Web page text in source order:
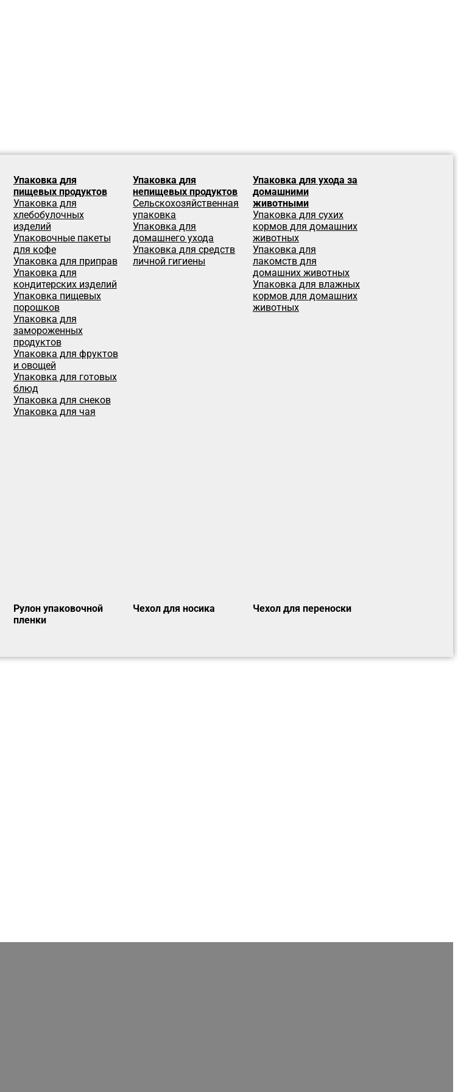
Упаковка для
пищевых продуктов
Упаковка для
хлебобулочных
изделий
Упаковочные пакеты
для кофе
Упаковка для приправ
Упаковка для
кондитерских изделий
Упаковка пищевых
порошков
Упаковка для
замороженных
продуктов
Упаковка для фруктов
и овощей
Упаковка для готовых
блюд
Упаковка для снеков
Упаковка для чая
Упаковка для
непищевых продуктов
Сельскохозяйственная
упаковка
Упаковка для
домашнего ухода
Упаковка для средств
личной гигиены
Упаковка для ухода за
домашними
животными
Упаковка для сухих
кормов для домашних
животных
Упаковка для
лакомств для
домашних животных
Упаковка для влажных
кормов для домашних
животных
Рулон упаковочной
пленки
Чехол для носика Чехол для переноски